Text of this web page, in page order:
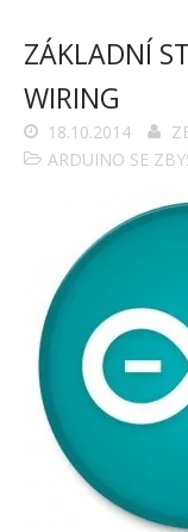
ZÁKLADNÍ
WIRING
18.10.2014
ARDUINO SE